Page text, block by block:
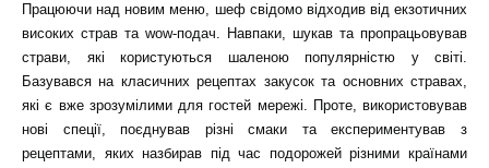
Працюючи над новим меню, шеф свідомо відходив від екзотичних
високих страв та wow-подач. Навпаки, шукав та пропрацьовував
страви, які користуються шаленою популярністю у світі.
Базувався на класичних рецептах закусок та основних стравах,
які є вже зрозумілими для гостей мережі. Проте, використовував
нові спеції, поєднував різні смаки та експериментував з
рецептами, яких назбирав під час подорожей різними країнами